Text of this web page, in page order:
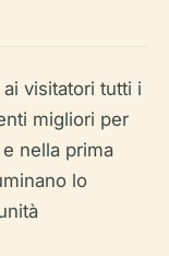
visitatori tutti i
migliori per
nella prima
lo